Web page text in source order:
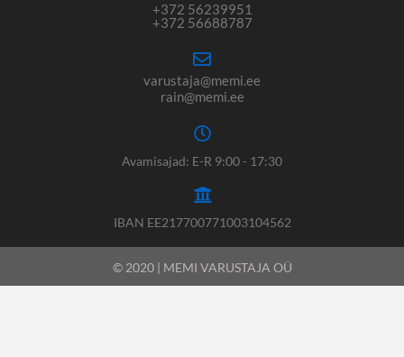
+372 56239951
+372 56688787
varustaja@memi.ee
rain@memi.ee
Avamisajad: E-R 9:00 - 17:30
IBAN EE217700771003104562
© 2020 | MEMI VARUSTAJA OÜ